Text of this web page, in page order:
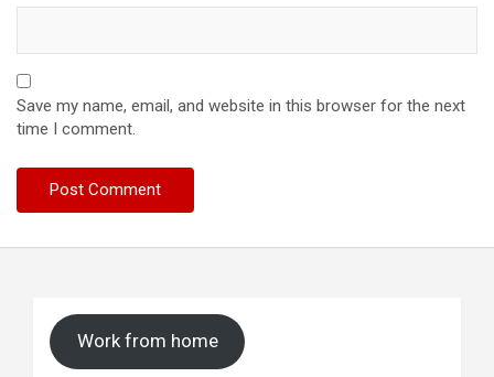
Save my name, email, and website in this browser for the next
time I comment.
Work from home